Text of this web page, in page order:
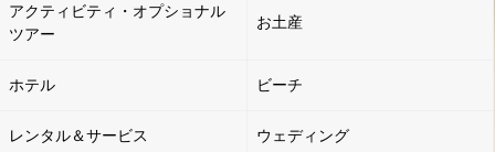
アクティビティ・オプショナル
ツアー
お土産
ホテル ビーチ
レンタル＆サービス ウェディング